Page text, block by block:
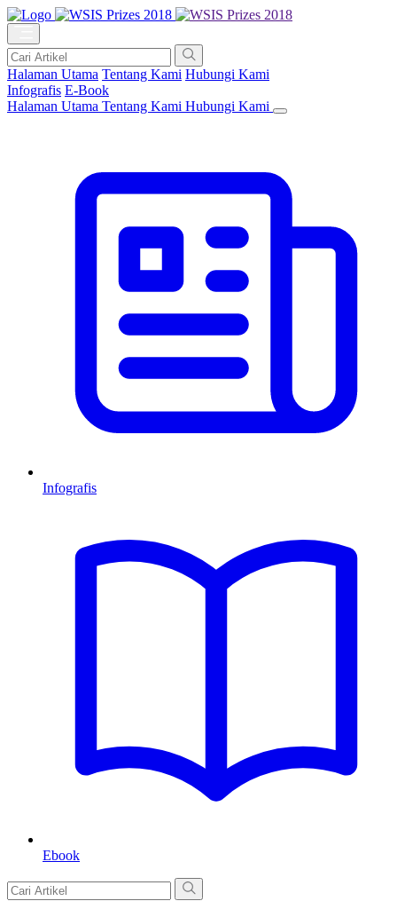
Halaman Utama Tentang Kami Hubungi Kami
Infografis E-Book
Halaman Utama Tentang Kami Hubungi Kami
Infografis
Ebook